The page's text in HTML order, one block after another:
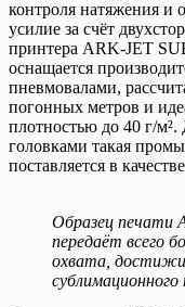
контроля натяжения и
усилие за счёт
принтера ARK-JET
оснащается
пневмовалами,
погонных метров и
плотностью до 40 г/
головками такая
поставляется в
Образец печати
передаёт всего
охвата,